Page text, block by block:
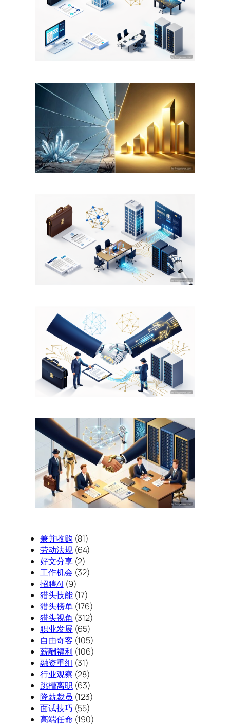
兼并收购 (81)
劳动法规(64)
好文分享(2)
工作机会 (32)
招聘AI (9)
猎头技能(17)
猎头榜单(176)
猎头视角 (312)
职业发展 (65)
自由奇客 (105)
薪酬福利 (106)
融资重组 (31)
行业观察 (28)
跳槽离职(63)
降薪裁员 (123)
面试技巧 (55)
高端任命 (190)